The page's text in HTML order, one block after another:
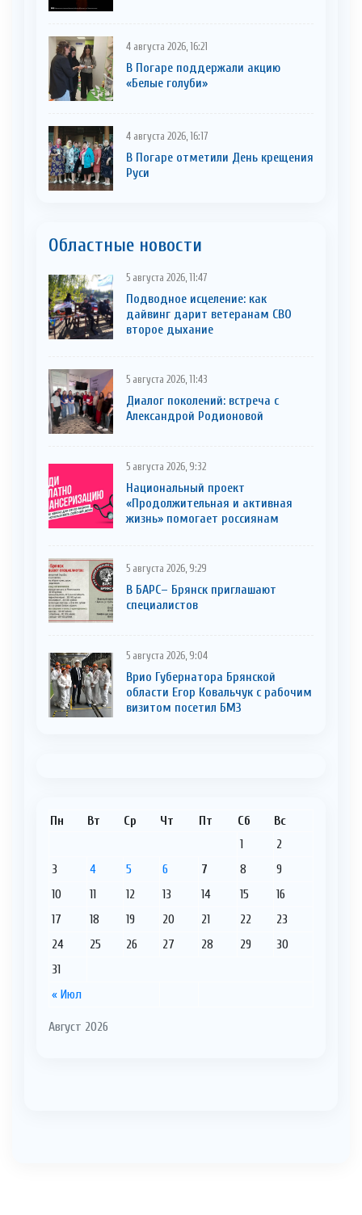
4 августа 2026, 16:21
В Погаре поддержали акцию
«Белые голуби»
4 августа 2026, 16:17
В Погаре отметили День крещения
Руси
Областные новости
5 августа 2026, 11:47
Подводное исцеление: как
дайвинг дарит ветеранам СВО
второе дыхание
5 августа 2026, 11:43
Диалог поколений: встреча с
Александрой Родионовой
5 августа 2026, 9:32
Национальный проект
«Продолжительная и активная
жизнь» помогает россиянам
5 августа 2026, 9:29
В БАРС– Брянcк приглaшают
cпециaлистoв
5 августа 2026, 9:04
Врио Губернатора Брянской
области Егор Ковальчук с рабочим
визитом посетил БМЗ
Август 2026
Пн Вт Ср Чт Пт Сб Вс
« Июл
1
2
3
4 5 6 7 8
9
10
11 12 13 14 15
16
17
18 19 20 21 22
23
24
25 26 27 28 29
30
31